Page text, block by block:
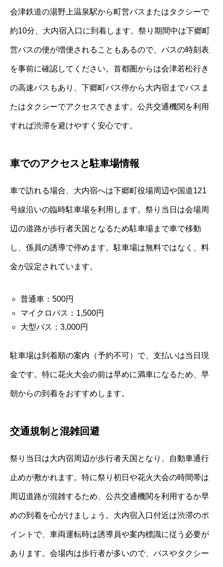
会津鉄道の湯野上温泉駅から町営バスまたはタクシーで
約10分、大内宿入口に到着します。祭り期間中は下郷町
営バスの便が増便されることもあるので、バスの時刻表
を事前に確認してください。首都圏からは会津若松行き
の高速バスもあり、下郷町バス停から大内宿までバスま
たはタクシーでアクセスできます。公共交通機関を利用
すれば渋滞を避けやすく安心です。
車でのアクセスと駐車場情報
車で訪れる場合、大内宿へは下郷町役場周辺や国道121
号線沿いの臨時駐車場を利用します。祭り当日は会場周
辺の道路が歩行者天国となるため駐車場まで車で移動
し、係員の誘導で停めます。駐車場は無料ではなく、料
金が設定されています。
普通車：500円
マイクロバス：1,500円
大型バス：3,000円
駐車場は到着順の案内（予約不可）で、支払いは当日現
金です。特に花火大会の前は早めに満車になるため、早
朝からの到着をおすすめします。
交通規制と混雑回避
祭り当日は大内宿周辺が歩行者天国となり、自動車通行
止めが敷かれます。特に祭り初日や花火大会の時間帯は
周辺道路が混雑するため、公共交通機関を利用するか早
めの到着を心がけましょう。大内宿入口付近は渋滞のポ
イントで、車両運転時は誘導員や案内標識に従う必要が
あります。会場内は歩行者が多いので、バスやタクシー